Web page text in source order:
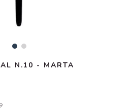
N.10 - MARTA